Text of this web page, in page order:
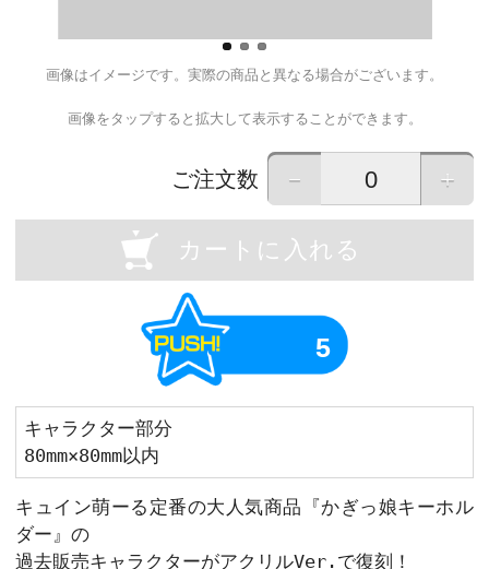
画像はイメージです。実際の商品と異なる場
画像をタップすると拡大して表示すること